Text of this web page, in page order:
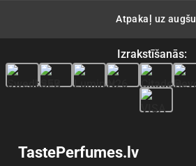
Atpakaļ uz augšu
Izrakstīšanās:
TastePerfumes.lv